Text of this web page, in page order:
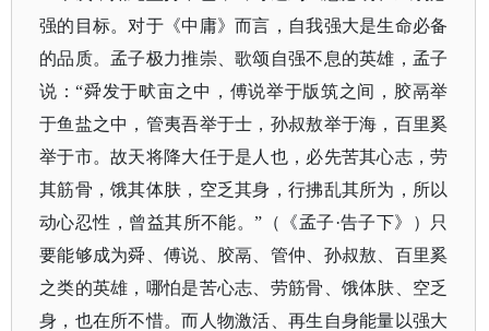
强的目标。对于《中庸》而言，自我强大是生命必备
的品质。孟子极力推崇、歌颂自强不息的英雄，孟子
说：“舜发于畎亩之中，傅说举于版筑之间，胶鬲举
于鱼盐之中，管夷吾举于士，孙叔敖举于海，百里奚
举于市。故天将降大任于是人也，必先苦其心志，劳
其筋骨，饿其体肤，空乏其身，行拂乱其所为，所以
动心忍性，曾益其所不能。”（
《孟子·告子下》
）只
要能够成为舜、傅说、胶鬲、管仲、孙叔敖、百里奚
之类的英雄，哪怕是苦心志、劳筋骨、饿体肤、空乏
身，也在所不惜。而人物激活、再生自身能量以强大